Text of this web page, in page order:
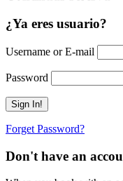
¿Ya eres usuario?
Username or E-mail
Password
Forget Password?
Don't have an